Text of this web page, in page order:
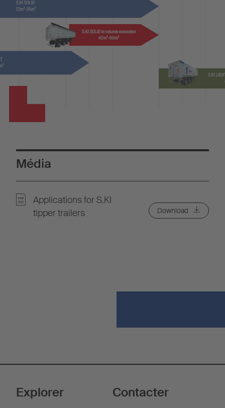
Média
Applications for S.KI
tipper trailers
Download
Explorer Contacter